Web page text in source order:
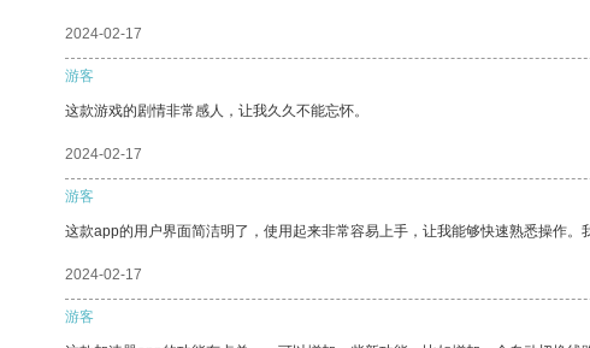
2024-02-17
游客
这款游戏的剧情非常感人，让我久久不能忘怀。
2024-02-17
游客
这款app的用户界面简洁明了，使用起来非常容易上手，让我能够快速熟悉操作。
2024-02-17
游客